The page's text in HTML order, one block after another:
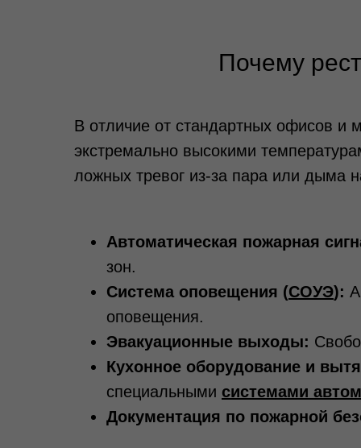
Почему
В отличие от стандартных офисов и
экстремально высокими
ложных тревог из-за пара или дыма
Автоматическая пожарная
зон.
Система оповещения (СОУЭ):
оповещения.
Эвакуационные выходы:
Кухонное оборудование и
специальными системами
Документация по пожарной